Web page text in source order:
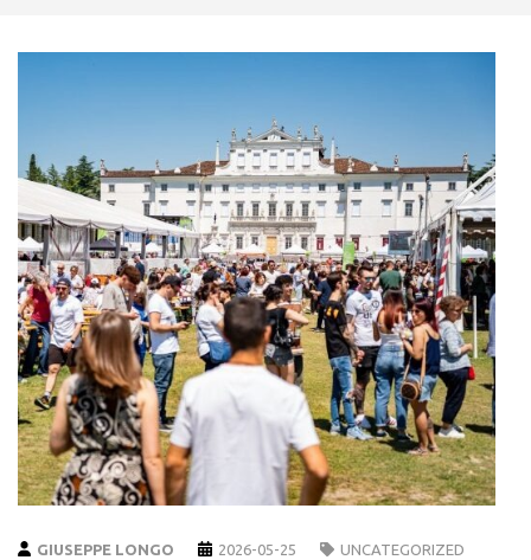
GIUSEPPE LONGO 2026-05-25 UNCATEGORIZED